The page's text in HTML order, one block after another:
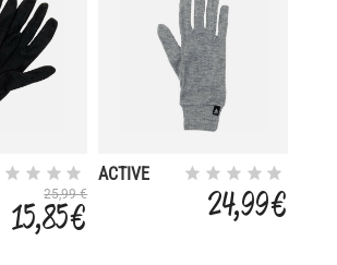
25,99 €
15,85 €
ACTIVE
24,99 €